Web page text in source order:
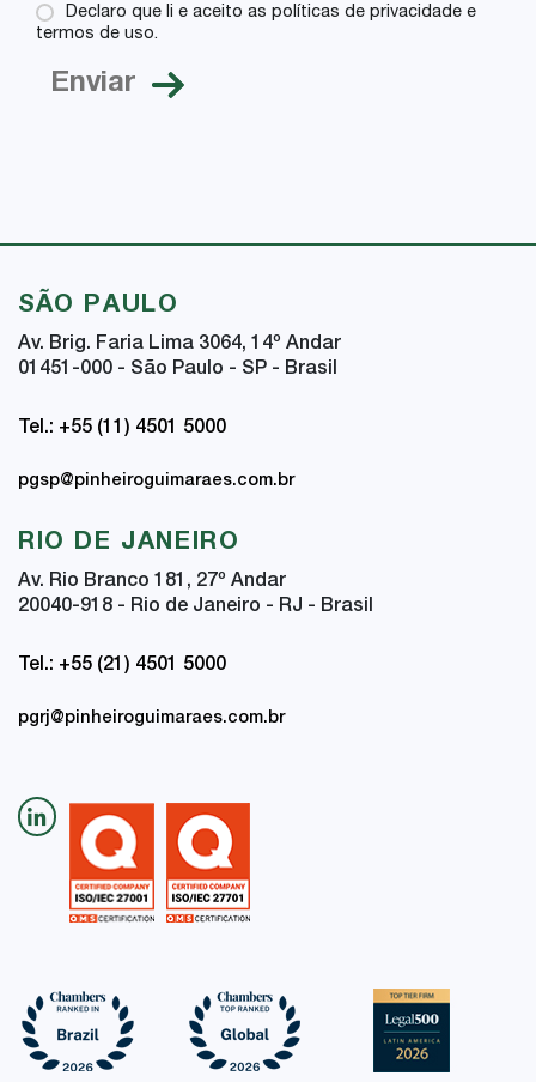
Declaro que li e aceito as políticas de privacidade e
termos de uso.
SÃO PAULO
Av. Brig. Faria Lima 3064, 14º Andar
01451-000 - São Paulo - SP - Brasil
Tel.: +55 (11) 4501 5000
pgsp@pinheiroguimaraes.com.br
RIO DE JANEIRO
Av. Rio Branco 181, 27º Andar
20040-918 - Rio de Janeiro - RJ - Brasil
Tel.: +55 (21) 4501 5000
pgrj@pinheiroguimaraes.com.br